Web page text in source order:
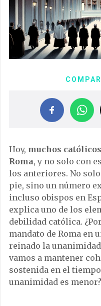
Hoy, muchos
Roma, y no solo con
los anteriores. No
pie, sino un número
incluso obispos en
explica uno de los
debilidad católica.
mandato de Roma en
reinado la
vamos a mantener
sostenida en el
unanimidad es menor?